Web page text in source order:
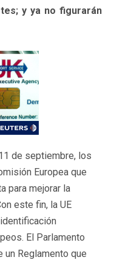
y ya no figurarán
de septiembre, los
Europea que
para mejorar la
este fin, la UE
El Parlamento
un Reglamento que